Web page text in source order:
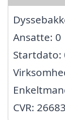
Ansatte: 0
Startdato:
CVR: